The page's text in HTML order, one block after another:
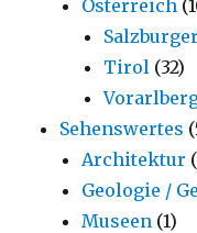
Österreich
Tirol (32)
Sehenswertes
Architektur
Geologie /
Museen (1)